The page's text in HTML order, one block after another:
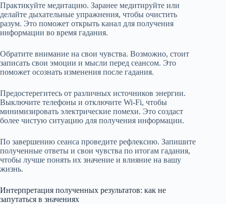
Практикуйте медитацию. Заранее медитируйте или
делайте дыхательные упражнения, чтобы очистить
разум. Это поможет открыть канал для получения
информации во время гадания.
Обратите внимание на свои чувства. Возможно, стоит
записать свои эмоции и мысли перед сеансом. Это
поможет осознать изменения после гадания.
Предостерегитесь от различных источников энергии.
Выключите телефоны и отключите Wi-Fi, чтобы
минимизировать электрические помехи. Это создаст
более чистую ситуацию для получения информации.
По завершению сеанса проведите рефлексию. Запишите
полученные ответы и свои чувства по итогам гадания,
чтобы лучше понять их значение и влияние на вашу
жизнь.
Интерпретация полученных результатов: как не
запутаться в значениях